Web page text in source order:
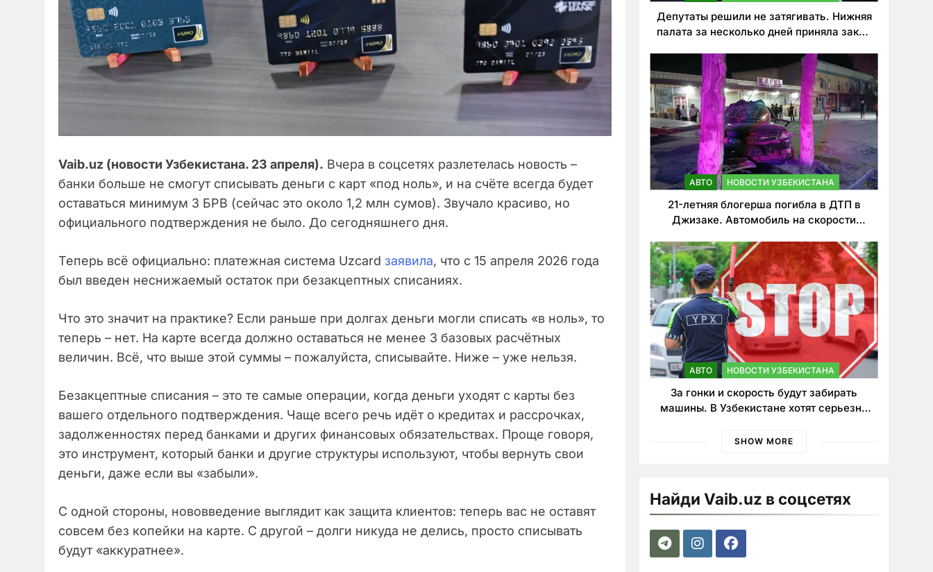
Vaib.uz (новости Узбекистана. 23 апреля). Вчера в соцсетях разлетелась новость –
банки больше не смогут списывать деньги с карт «под ноль», и на счёте всегда будет
оставаться минимум 3 БРВ (сейчас это около 1,2 млн сумов). Звучало красиво, но
официального подтверждения не было. До сегодняшнего дня.
Теперь всё официально: платежная система Uzcard заявила, что с 15 апреля 2026 года
был введен неснижаемый остаток при безакцептных списаниях.
Что это значит на практике? Если раньше при долгах деньги могли списать «в ноль», то
теперь – нет. На карте всегда должно оставаться не менее 3 базовых расчётных
величин. Всё, что выше этой суммы – пожалуйста, списывайте. Ниже – уже нельзя.
Безакцептные списания – это те самые операции, когда деньги уходят с карты без
вашего отдельного подтверждения. Чаще всего речь идёт о кредитах и рассрочках,
задолженностях перед банками и других финансовых обязательствах. Проще говоря,
это инструмент, который банки и другие структуры используют, чтобы вернуть свои
деньги, даже если вы «забыли».
С одной стороны, нововведение выглядит как защита клиентов: теперь вас не оставят
совсем без копейки на карте. С другой – долги никуда не делись, просто списывать
будут «аккуратнее».
Депутаты решили не затягивать. Нижняя
палата за несколько дней приняла закон
нарушителей ПДД
АВТО НОВОСТИ УЗБЕКИСТАНА
21-летняя блогерша погибла в ДТП в
Джизаке. Автомобиль на скорости
АВТО НОВОСТИ УЗБЕКИСТАНА
За гонки и скорость будут забирать
машины. В Узбекистане хотят серьезно
SHOW MORE
Найди Vaib.uz в соцсетях